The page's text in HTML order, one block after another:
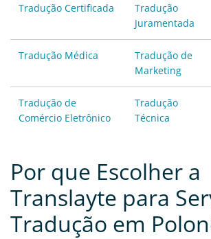
Tradução Certificada
Tradução
Juramentada
Tradução Médica
Tradução de
Marketing
Tradução de
Comércio Eletrônico
Tradução
Técnica
Por que Escolher a
Translayte para
Tradução em